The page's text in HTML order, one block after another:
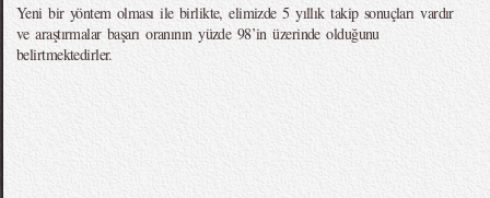
Yeni bir yöntem olması ile birlikte, elimizde 5 yıllık takip sonuçları vardır
ve araştırmalar başarı oranının yüzde 98’in üzerinde olduğunu
belirtmektedirler.